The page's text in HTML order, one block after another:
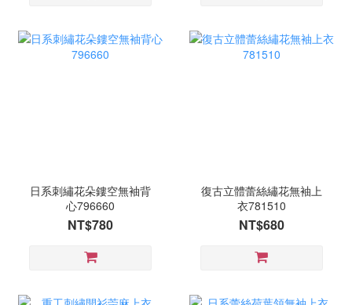
日系刺繡花朵鏤空無袖背
心796660
NT$780
復古立體蕾絲繡花無袖上
衣781510
NT$680